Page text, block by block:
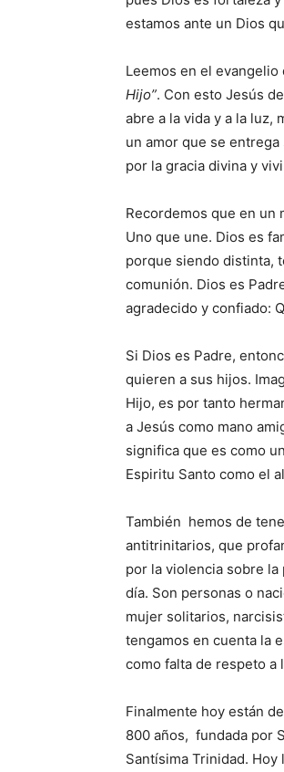
estamos ante un Dios
Leemos en el
Hijo”. Con esto Jesús
abre a la vida y a la luz,
un amor que se
por la gracia divina y
Recordemos que en un
Uno que une. Dios es
porque siendo distinta,
comunión. Dios es
agradecido y confiado:
Si Dios es Padre,
quieren a sus hijos.
Hijo, es por tanto
a Jesús como mano
significa que es como
Espiritu Santo como el
También hemos de
antitrinitarios, que
por la violencia sobre
día. Son personas o
mujer solitarios,
tengamos en cuenta la
como falta de respeto a
Finalmente hoy están
800 años, fundada por
Santísima Trinidad.